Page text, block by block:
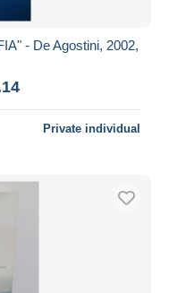
- De Agostini, 2002,
Private individual